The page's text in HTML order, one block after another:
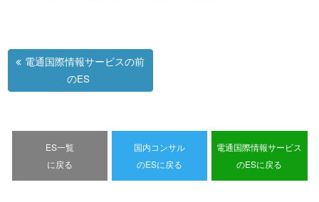
電通国際情報サービスの前
のES
ES一覧
に戻る
国内コンサル
のESに戻る
電通国際情報サービス
のESに戻る